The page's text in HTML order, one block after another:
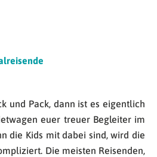
und Pack, dann ist es eigentlich
euer treuer Begleiter im
die Kids mit dabei sind, wird die
Die meisten Reisenden,